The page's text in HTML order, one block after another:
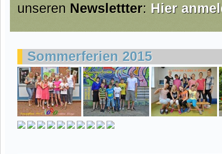
unseren Newslettter: Hier
Sommerferien 2015